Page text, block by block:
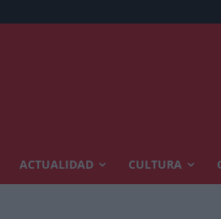
ACTUALIDAD CULTURA